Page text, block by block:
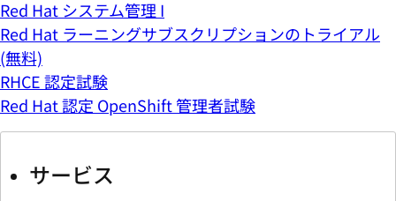
Red Hat システム管理 I
Red Hat ラーニングサブスクリプションのトライアル
(無料)
RHCE 認定試験
Red Hat 認定 OpenShift 管理者試験
サービス